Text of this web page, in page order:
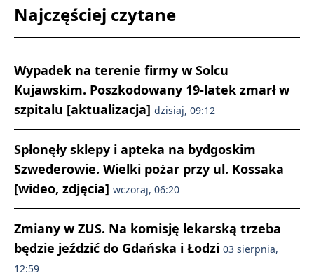
Najczęściej czytane
Wypadek na terenie firmy w Solcu
Kujawskim. Poszkodowany 19-latek zmarł w
szpitalu [aktualizacja] dzisiaj, 09:12
Spłonęły sklepy i apteka na bydgoskim
Szwederowie. Wielki pożar przy ul. Kossaka
[wideo, zdjęcia] wczoraj, 06:20
Zmiany w ZUS. Na komisję lekarską trzeba
będzie jeździć do Gdańska i Łodzi 03 sierpnia,
12:59